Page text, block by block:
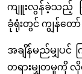
ကျူးလွန်ခဲ့သည့် ပြ
ခုံရုံးတွင် ကျွန်တေ
အချိန်မည်မျှပင်
တရားမျှတမှုကို လို